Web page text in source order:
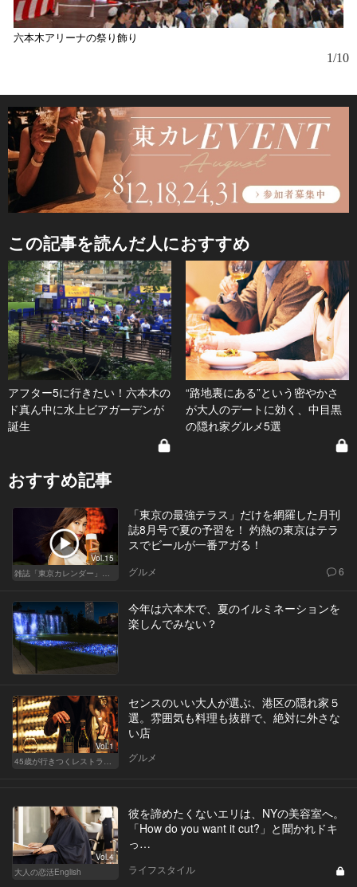
六本木アリーナの祭り飾り
1/10
この記事を読んだ人におすすめ
アフター5に行きたい！六本木の
ド真ん中に水上ビアガーデンが
誕生
“路地裏にある”という密やかさ
が大人のデートに効く、中目黒
の隠れ家グルメ5選
おすすめ記事
Vol.15
雑誌「東京カレンダー」特集
「東京の最強テラス」だけを網羅した月刊
誌8月号で夏の予習を！ 灼熱の東京はテラ
スでビールが一番アガる！
グルメ 6
今年は六本木で、夏のイルミネーションを
楽しんでみない？
Vol.1
45歳が行きつくレストラン＆バー
センスのいい大人が選ぶ、港区の隠れ家５
選。雰囲気も料理も抜群で、絶対に外さな
い店
グルメ
Vol.4
大人の恋活English
彼を諦めたくないエリは、NYの美容室へ。
「How do you want it cut?」と聞かれドキ
っ…
ライフスタイル